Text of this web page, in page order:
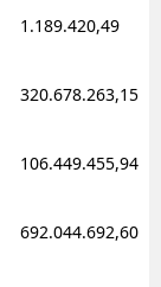
1.189.420,49
320.678.263,15
106.449.455,94
692.044.692,60